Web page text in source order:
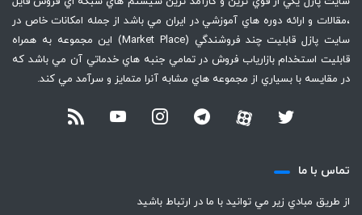
،‌مقالات و ارائه دوره هاي آموزشي در ايران مي باشد از جمله امكانات خاص در
سايت پازل قابليت چند فروشندگي (Market Place) اين مجموعه به همراه
قابليت استخدام بازارياب فروش در تمامي جنبه هاي خدماتي آن مي باشد كه
در مقايسه با بسياري از مجموعه هاي مشابه آنرا متمايز و سرآمد مي كند.
تماس با ما
از طريق مبادي زير مي توانيد با ما در ارتباط باشيد